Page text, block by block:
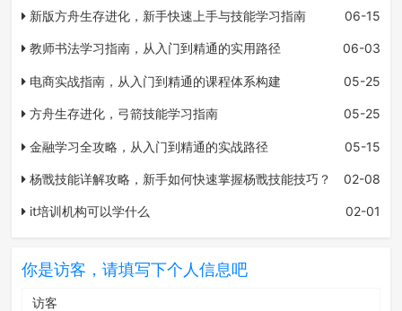
06-15
新版方舟生存进化，新手快速上手与技能学习指南
06-03
教师书法学习指南，从入门到精通的实用路径
05-25
电商实战指南，从入门到精通的课程体系构建
05-25
方舟生存进化，弓箭技能学习指南
05-15
金融学习全攻略，从入门到精通的实战路径
02-08
杨戬技能详解攻略，新手如何快速掌握杨戬技能技巧？
02-01
it培训机构可以学什么
你是访客，请填写下个人信息吧